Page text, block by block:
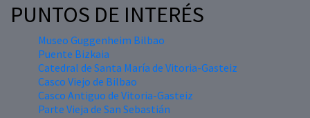
PUNTOS DE INTERÉS
Museo Guggenheim Bilbao
Puente Bizkaia
Catedral de Santa María de Vitoria-Gasteiz
Casco Viejo de Bilbao
Casco Antiguo de Vitoria-Gasteiz
Parte Vieja de San Sebastián